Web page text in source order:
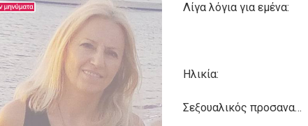
Λίγα λόγια για εμένα:
Ηλικία:
Σεξουαλικός προσανατολισμός: